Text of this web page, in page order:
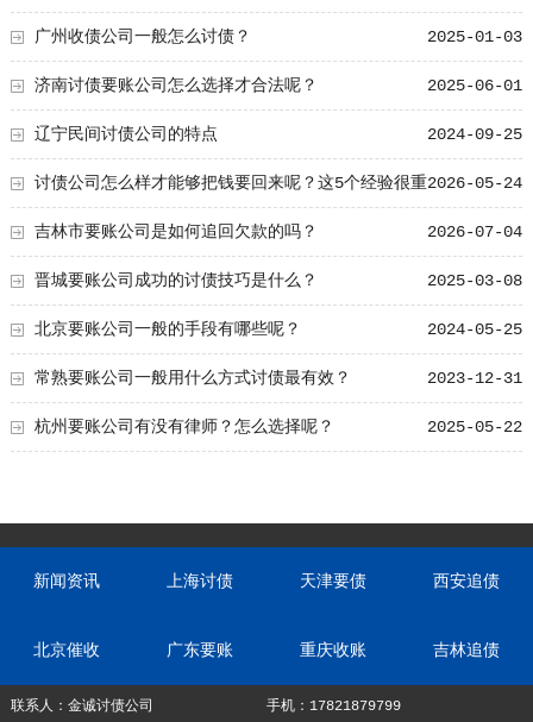
就能够快速追回欠款 2025-01-03
广州收债公司一般怎么讨债？
2025-06-01
济南讨债要账公司怎么选择才合法呢？
2024-09-25
辽宁民间讨债公司的特点
2026-05-24
讨债公司怎么样才能够把钱要回来呢？这5个经验很重
要！ 2026-07-04
吉林市要账公司是如何追回欠款的吗？
2025-03-08
晋城要账公司成功的讨债技巧是什么？
2024-05-25
北京要账公司一般的手段有哪些呢？
2023-12-31
常熟要账公司一般用什么方式讨债最有效？
2025-05-22
杭州要账公司有没有律师？怎么选择呢？
新闻资讯 上海讨债 天津要债 西安追债
北京催收 广东要账 重庆收账 吉林追债
联系人：金诚讨债公司 手机：17821879799